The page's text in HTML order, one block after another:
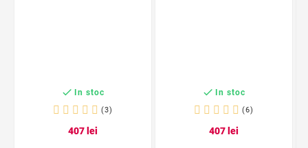
 In stoc
(3)
407lei
 In stoc
(6)
407lei